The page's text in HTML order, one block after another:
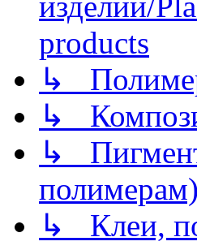
products
↳
↳
↳
↳ Клеи,